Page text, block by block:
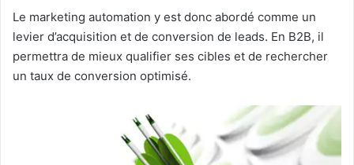
Le marketing automation y est donc abordé comme un
levier d’acquisition et de conversion de leads. En B2B, il
permettra de mieux qualifier ses cibles et de rechercher
un taux de conversion optimisé.